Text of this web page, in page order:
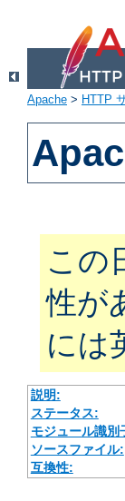
Apache > HTTP
この
性が
には
説明:
ステータス:
モジュール識別
ソースファイル:
互換性: